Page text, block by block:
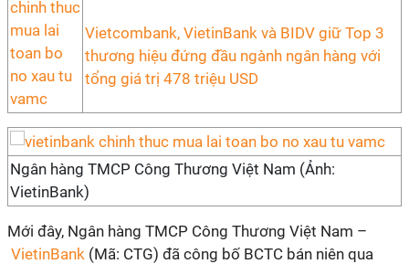
Vietcombank, VietinBank và BIDV giữ Top 3
thương hiệu đứng đầu ngành ngân hàng với
tổng giá trị 478 triệu USD
Ngân hàng TMCP Công Thương Việt Nam (Ảnh:
VietinBank)
Mới đây, Ngân hàng TMCP Công Thương Việt Nam –
VietinBank (Mã: CTG) đã công bố BCTC bán niên qua